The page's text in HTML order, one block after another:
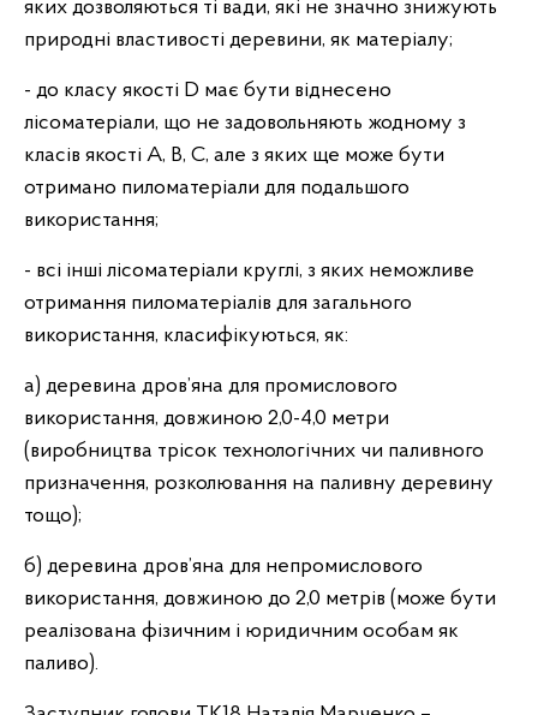
яких дозволяються ті вади, які не значно знижують
природні властивості деревини, як матеріалу;
- до класу якості D має бути віднесено
лісоматеріали, що не задовольняють жодному з
класів якості А, B, C, але з яких ще може бути
отримано пиломатеріали для подальшого
використання;
- всі інші лісоматеріали круглі, з яких неможливе
отримання пиломатеріалів для загального
використання, класифікуються, як:
а) деревина дров’яна для промислового
використання, довжиною 2,0-4,0 метри
(виробництва трісок технологічних чи паливного
призначення, розколювання на паливну деревину
тощо);
б) деревина дров’яна для непромислового
використання, довжиною до 2,0 метрів (може бути
реалізована фізичним і юридичним особам як
паливо).